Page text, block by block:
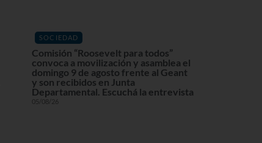
SOCIEDAD
Comisión “Roosevelt para todos”
convoca a movilización y asamblea el
domingo 9 de agosto frente al Geant
y son recibidos en Junta
Departamental. Escuchá la entrevista
05/08/26